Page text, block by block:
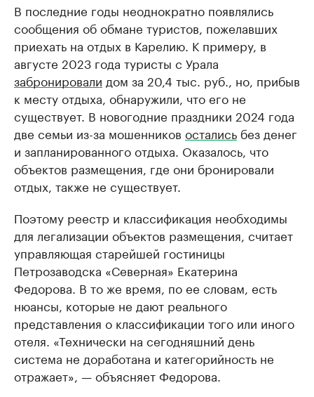
В последние годы неоднократно появлялись
сообщения об обмане туристов, пожелавших
приехать на отдых в Карелию. К примеру, в
августе 2023 года туристы с Урала
забронировали дом за 20,4 тыс. руб., но, прибыв
к месту отдыха, обнаружили, что его не
существует. В новогодние праздники 2024 года
две семьи из-за мошенников остались без денег
и запланированного отдыха. Оказалось, что
объектов размещения, где они бронировали
отдых, также не существует.
Поэтому реестр и классификация необходимы
для легализации объектов размещения, считает
управляющая старейшей гостиницы
Петрозаводска «Северная» Екатерина
Федорова. В то же время, по ее словам, есть
нюансы, которые не дают реального
представления о классификации того или иного
отеля. «Технически на сегодняшний день
система не доработана и категорийность не
отражает», — объясняет Федорова.